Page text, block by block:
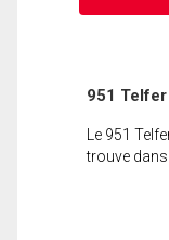
951 Telfer
Le 951
trouve dans